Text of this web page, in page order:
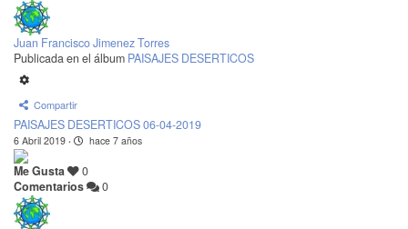
Juan Francisco Jimenez Torres
Publicada en el álbum PAISAJES DESERTICOS
Compartir
PAISAJES DESERTICOS 06-04-2019
6 Abril 2019 · hace 7 años
Me Gusta
0
Comentarios
0